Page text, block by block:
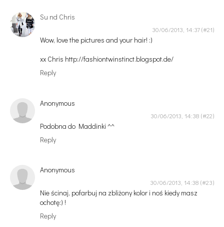
Su nd Chris
30/06/2013, 14:37
Wow, love the pictures and your hair! :)
xx Chris http://fashiontwinstinct.blogspot.de/
Reply
Anonymous
30/06/2013, 14:38
Podobna do Maddinki ^^
Reply
Anonymous
30/06/2013, 14:38
Nie ścinaj, pofarbuj na zbliżony kolor i noś kiedy masz
ochotę:) !
Reply